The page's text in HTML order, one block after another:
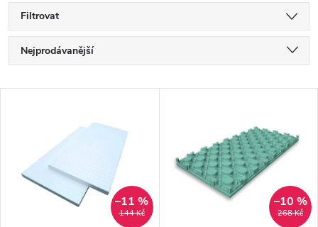
Filtrovat
Ř
a
Nejprodávanější
p
144 Kč
–11 %
268 Kč
–10 %